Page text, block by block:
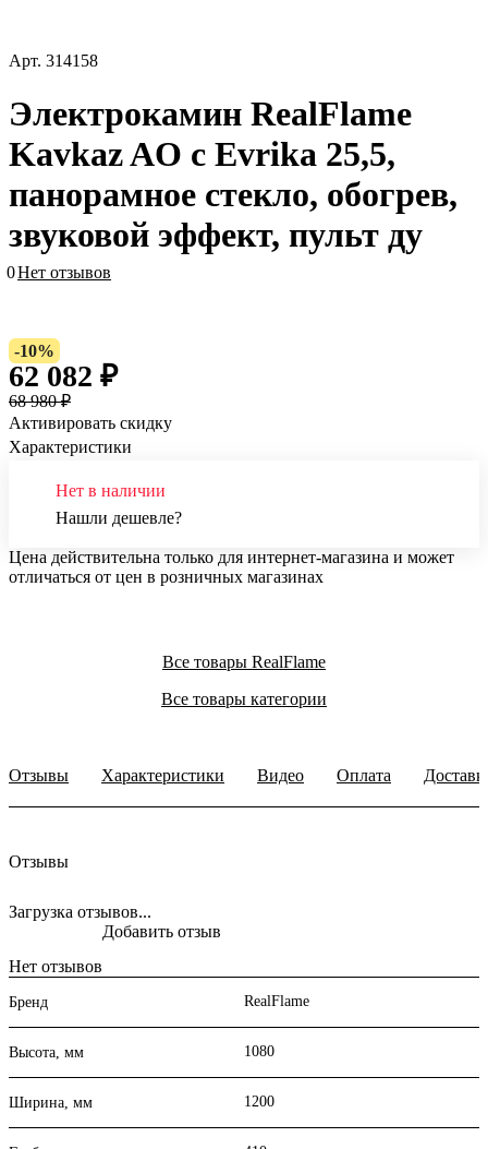
Арт. 314158
Электрокамин RealFlame
Kavkaz AO с Evrika 25,5,
панорамное стекло, обогрев,
звуковой эффект, пульт ду
0Нет отзывов
-10%
62 082 ₽
68 980 ₽
Активировать скидку
Характеристики
Нет в наличии
Нашли дешевле?
Цена действительна только для интернет-магазина и может
отличаться от цен в розничных магазинах
Все товары RealFlame
Все товары категории
Отзывы Характеристики Видео Оплата
Отзывы
Загрузка отзывов...
Нет отзывов
Добавить отзыв
Бренд RealFlame
Высота, мм 1080
Ширина, мм 1200